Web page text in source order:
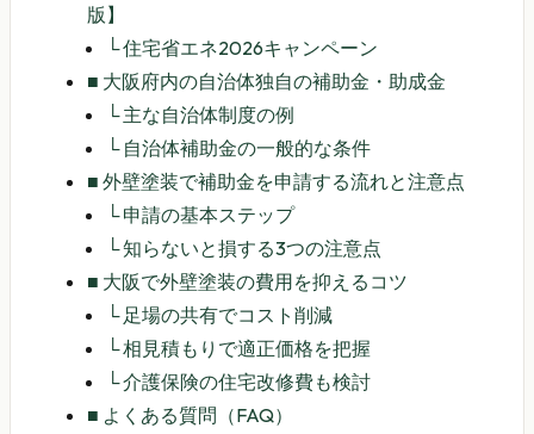
版】
└住宅省エネ2026キャンペーン
■ 大阪府内の自治体独自の補助金・助成金
└主な自治体制度の例
└ 自治体補助金の一般的な条件
■ 外壁塗装で補助金を申請する流れと注意点
└申請の基本ステップ
└知らないと損する3つの注意点
■ 大阪で外壁塗装の費用を抑えるコツ
└ 足場の共有でコスト削減
└相見積もりで適正価格を把握
└介護保険の住宅改修費も検討
■ よくある質問（FAQ）